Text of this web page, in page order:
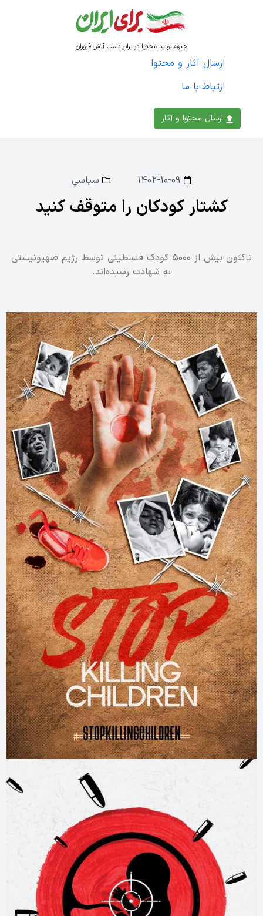
ارسال محتوا و آثار
جبهه تولید محتوا در برابر دست آتش‌افروزان
ارسال آثار و محتوا
ارتباط با ما
۱۴۰۲-۱۰-۰۹ سیاسی
کشتار کودکان را متوقف کنید
تاکنون بیش از 5000 کودک فلسطینی توسط رژیم صهیونیستی
به شهادت رسیده‌اند.